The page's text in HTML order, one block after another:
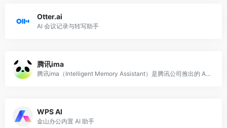
Otter.ai
AI 会议记录与转写助手
腾讯ima
腾讯ima（Intelligent Memory Assistant）是腾讯公司推出的 AI 知识管理与智能问答平台，核心功能是帮助用户建立个人或团队的 AI
WPS AI
金山办公内置 AI 助手